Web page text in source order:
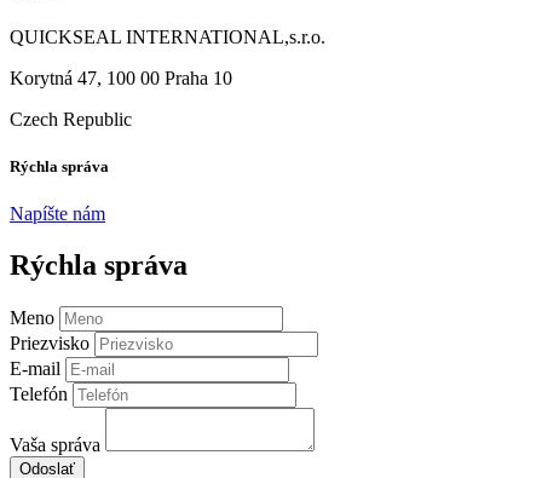
QUICKSEAL INTERNATIONAL,s.r.o.
Korytná 47, 100 00 Praha 10
Czech Republic
Rýchla správa
Napíšte nám
Rýchla správa
Meno
Priezvisko
E-mail
Telefón
Vaša správa